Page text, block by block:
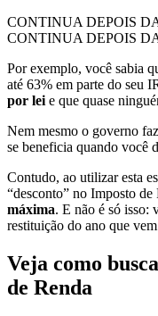
CONTINUA DEPOIS
CONTINUA DEPOIS
Por exemplo, você sabia
até 63% em parte do seu
por lei e que quase
Nem mesmo o governo
se beneficia quando você
Contudo, ao utilizar esta
“desconto” no Imposto de
máxima. E não é só isso:
restituição do ano que
Veja como
de Renda